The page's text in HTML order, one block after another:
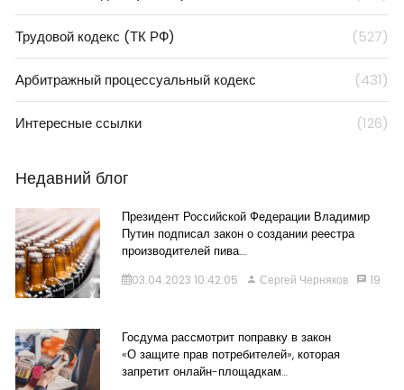
Трудовой кодекс (ТК РФ) (527)
Арбитражный процессуальный кодекс (431)
Интересные ссылки (126)
Недавний блог
Президент Российской Федерации Владимир
Путин подписал закон о создании реестра
производителей пива.…
03.04.2023 10:42:05 Сергей Черняков 19
Госдума рассмотрит поправку в закон
«О защите прав потребителей», которая
запретит онлайн-площадкам…